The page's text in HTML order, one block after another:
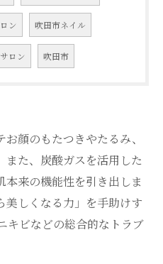
ン 吹田市ネイル
ロン 吹田市
顔のもたつきやたるみ、
また、炭酸ガスを活用した
本来の機能性を引き出しま
美しくなる力」を手助けす
キビなどの総合的なトラブ